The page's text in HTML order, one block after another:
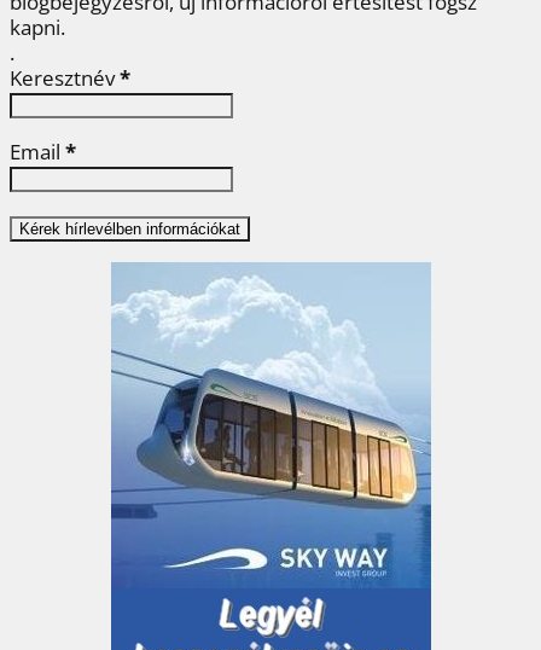
kapni.
.
Keresztnév*
Email *